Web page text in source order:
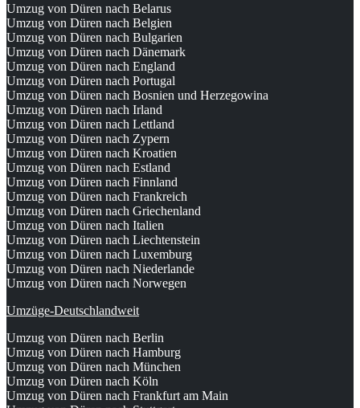
Umzug von Düren nach Belarus
Umzug von Düren nach Belgien
Umzug von Düren nach Bulgarien
Umzug von Düren nach Dänemark
Umzug von Düren nach England
Umzug von Düren nach Portugal
Umzug von Düren nach Bosnien und Herzegowina
Umzug von Düren nach Irland
Umzug von Düren nach Lettland
Umzug von Düren nach Zypern
Umzug von Düren nach Kroatien
Umzug von Düren nach Estland
Umzug von Düren nach Finnland
Umzug von Düren nach Frankreich
Umzug von Düren nach Griechenland
Umzug von Düren nach Italien
Umzug von Düren nach Liechtenstein
Umzug von Düren nach Luxemburg
Umzug von Düren nach Niederlande
Umzug von Düren nach Norwegen
Umzüge-Deutschlandweit
Umzug von Düren nach Berlin
Umzug von Düren nach Hamburg
Umzug von Düren nach München
Umzug von Düren nach Köln
Umzug von Düren nach Frankfurt am Main